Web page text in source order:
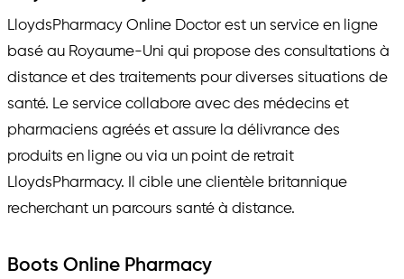
LloydsPharmacy Online Doctor est un service en ligne
basé au Royaume-Uni qui propose des consultations à
distance et des traitements pour diverses situations de
santé. Le service collabore avec des médecins et
pharmaciens agréés et assure la délivrance des
produits en ligne ou via un point de retrait
LloydsPharmacy. Il cible une clientèle britannique
recherchant un parcours santé à distance.
Boots Online Pharmacy